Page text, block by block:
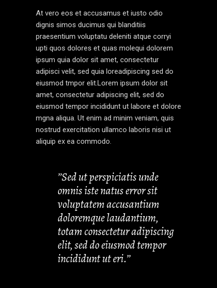
At vero eos et accusamus et iusto odio
dignis simos ducimus qui blanditiis
praesentium voluptatu deleniti atque corryi
upti quos dolores et quas molequi dolorem
ipsum quia dolor sit amet, consectetur
adipisci velit, sed quia loreadipiscing sed do
eiusmod tmpor elit.Lorem ipsum dolor sit
amet, consectetur adipiscing elit, sed do
eiusmod tempor incididunt ut labore et dolore
mgna aliqua. Ut enim ad minim veniam, quis
nostrud exercitation ullamco laboris nisi ut
aliquip ex ea commodo.
’’Sed ut perspiciatis unde
omnis iste natus error sit
voluptatem accusantium
doloremque laudantium,
totam consectetur adipiscing
elit, sed do eiusmod tempor
incididunt ut eri.’’